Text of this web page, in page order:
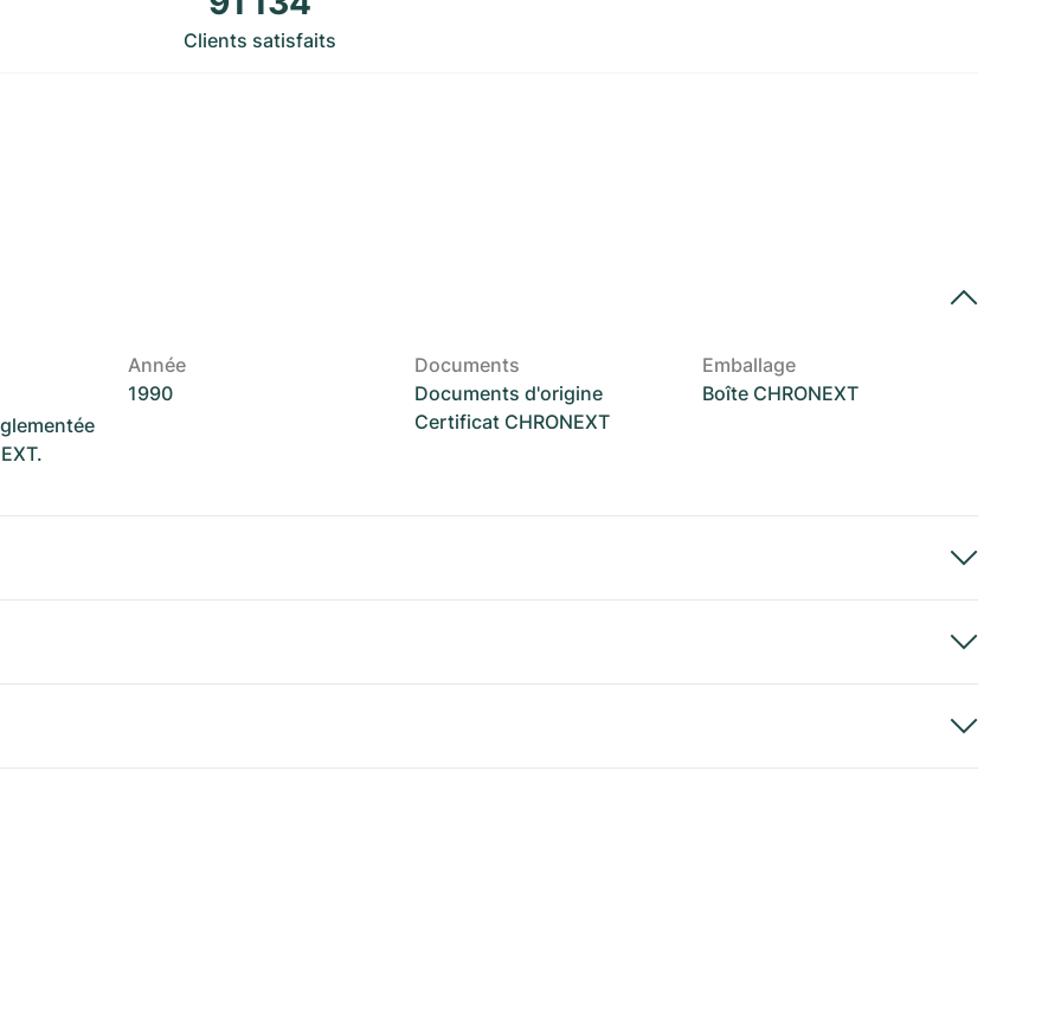
Clients satisfaits
Année
1990
Documents
Documents d'origine
Certificat CHRONEXT
Emballage
Boîte CHRONEXT